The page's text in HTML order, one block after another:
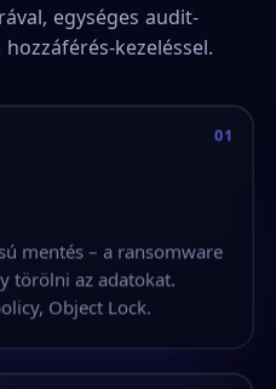
egységes audit-
kezeléssel.
01
mentés – a ransomware
törölni az adatokat.
Object Lock.